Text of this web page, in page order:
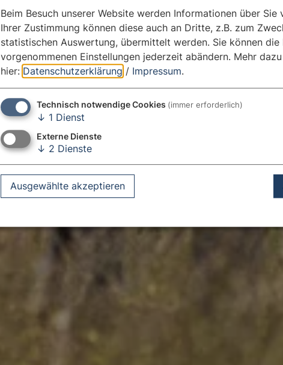
Beim Besuch unserer Website werden Informationen über Sie
Ihrer Zustimmung können diese auch an Dritte, z.B. zum
statistischen Auswertung, übermittelt werden. Sie können die
vorgenommenen Einstellungen jederzeit abändern. Mehr
hier: Datenschutzerklärung / Impressum.
Technisch notwendige Cookies (immer erforderlich)
↓ 1 Dienst
Externe Dienste
↓ 2 Dienste
Ausgewählte akzeptieren